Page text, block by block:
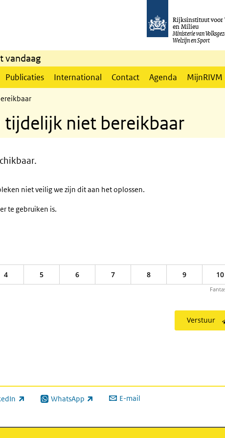
Rijksinstituut voor
en Milieu
Ministerie van
Welzijn en Sport
vandaag
Publicaties International Contact Agenda MijnRIVM
niet bereikbaar
niet veilig we zijn dit aan het oplossen.
te gebruiken is.
4 5 6 7 8 9 10
Verstuur
link) WhatsApp
(externe link) E-mail